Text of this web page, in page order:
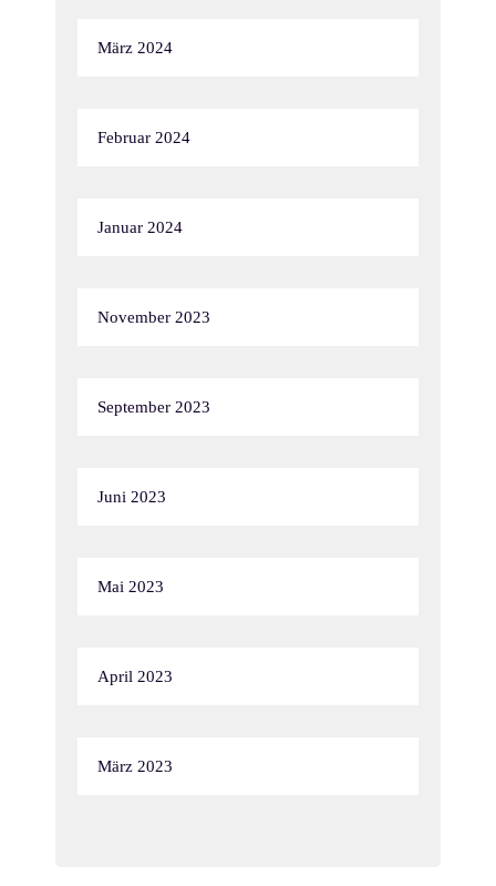
März 2024
Februar 2024
Januar 2024
November 2023
September 2023
Juni 2023
Mai 2023
April 2023
März 2023